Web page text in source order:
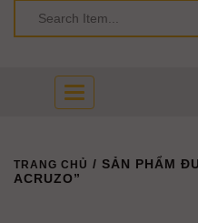
Toggle
navigation
TRANG CHỦ / SẢN PHẨM
ACRUZO”